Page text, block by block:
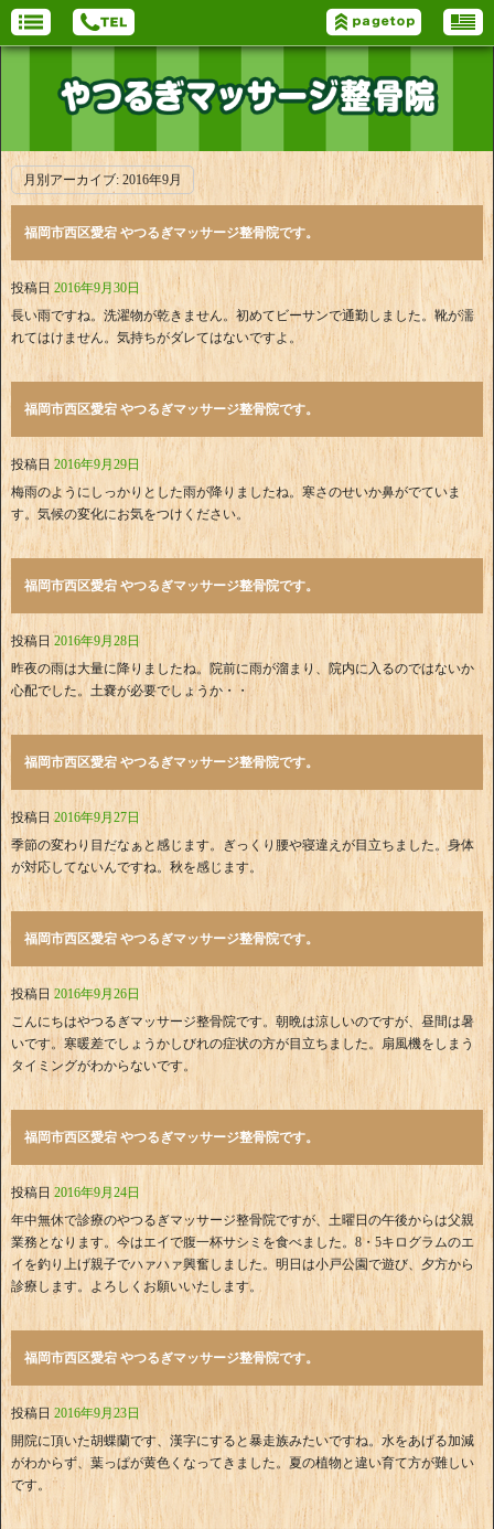
月別アーカイブ: 2016年9月
福岡市西区愛宕 やつるぎマッサージ整骨院です。
投稿日 2016年9月30日
長い雨ですね。洗濯物が乾きません。初めてビーサンで通勤しました。靴が濡
れてはけません。気持ちがダレてはないですよ。
福岡市西区愛宕 やつるぎマッサージ整骨院です。
投稿日 2016年9月29日
梅雨のようにしっかりとした雨が降りましたね。寒さのせいか鼻がでていま
す。気候の変化にお気をつけください。
福岡市西区愛宕 やつるぎマッサージ整骨院です。
投稿日 2016年9月28日
昨夜の雨は大量に降りましたね。院前に雨が溜まり、院内に入るのではないか
心配でした。土嚢が必要でしょうか・・
福岡市西区愛宕 やつるぎマッサージ整骨院です。
投稿日 2016年9月27日
季節の変わり目だなぁと感じます。ぎっくり腰や寝違えが目立ちました。身体
が対応してないんですね。秋を感じます。
福岡市西区愛宕 やつるぎマッサージ整骨院です。
投稿日 2016年9月26日
こんにちはやつるぎマッサージ整骨院です。朝晩は涼しいのですが、昼間は暑
いです。寒暖差でしょうかしびれの症状の方が目立ちました。扇風機をしまう
タイミングがわからないです。
福岡市西区愛宕 やつるぎマッサージ整骨院です。
投稿日 2016年9月24日
年中無休で診療のやつるぎマッサージ整骨院ですが、土曜日の午後からは父親
業務となります。今はエイで腹一杯サシミを食べました。8・5キログラムのエ
イを釣り上げ親子でハァハァ興奮しました。明日は小戸公園で遊び、夕方から
診療します。よろしくお願いいたします。
福岡市西区愛宕 やつるぎマッサージ整骨院です。
投稿日 2016年9月23日
開院に頂いた胡蝶蘭です、漢字にすると暴走族みたいですね。水をあげる加減
がわからず、葉っぱが黄色くなってきました。夏の植物と違い育て方が難しい
です。